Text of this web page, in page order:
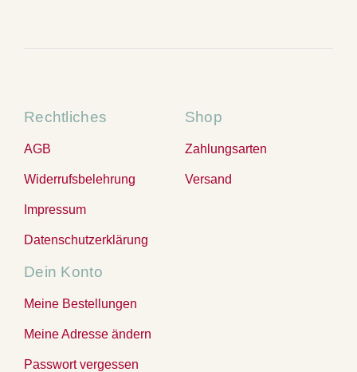
Rechtliches
AGB
Widerrufsbelehrung
Impressum
Datenschutzerklärung
Shop
Zahlungsarten
Versand
Dein Konto
Meine Bestellungen
Meine Adresse ändern
Passwort vergessen